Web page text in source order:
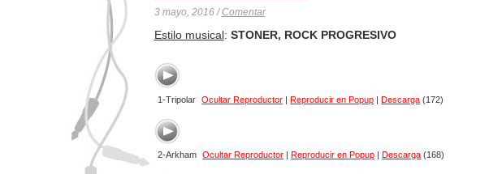
3 mayo, 2016 /Comentar
Estilo musical: STONER, ROCK PROGRESIVO
1-Tripolar Ocultar Reproductor |Reproducir en Popup |Descarga (172)
2-Arkham Ocultar Reproductor |Reproducir en Popup |Descarga (168)